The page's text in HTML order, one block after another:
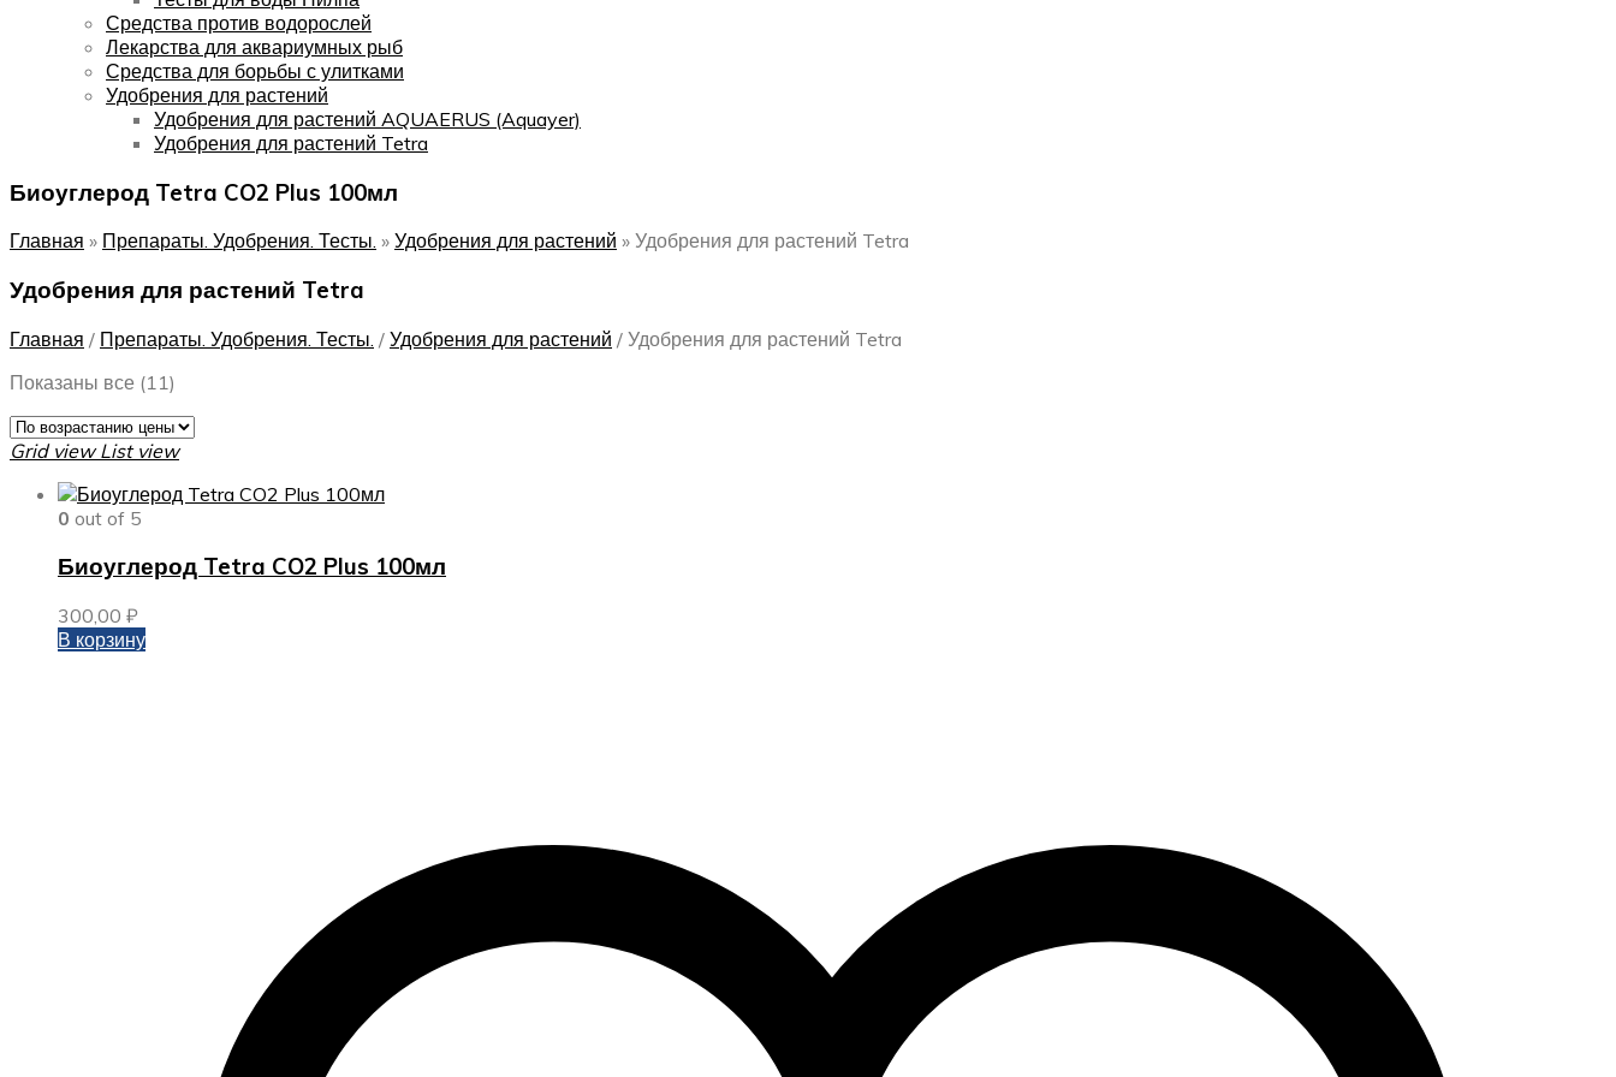
Средства против водорослей
Лекарства для аквариумных рыб
Средства для борьбы с улитками
Удобрения для растений
Удобрения для растений AQUAERUS (Aquayer)
Удобрения для растений Tetra
Биоуглерод Tetra CO2 Plus 100мл
Главная » Препараты. Удобрения. Тесты. » Удобрения для растений » Удобрения для растений Tetra
Удобрения для растений Tetra
Главная / Препараты. Удобрения. Тесты. / Удобрения для растений / Удобрения для растений Tetra
Показаны все (11)
возрастанию
Grid view List view
0 out of 5
Биоуглерод Tetra CO2 Plus 100мл
300,00 ₽
В корзину